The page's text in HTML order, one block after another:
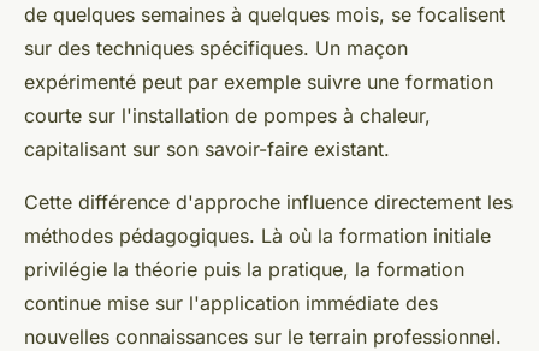
de quelques semaines à quelques mois, se focalisent
sur des techniques spécifiques. Un maçon
expérimenté peut par exemple suivre une formation
courte sur l'installation de pompes à chaleur,
capitalisant sur son savoir-faire existant.
Cette différence d'approche influence directement les
méthodes pédagogiques. Là où la formation initiale
privilégie la théorie puis la pratique, la formation
continue mise sur l'application immédiate des
nouvelles connaissances sur le terrain professionnel.